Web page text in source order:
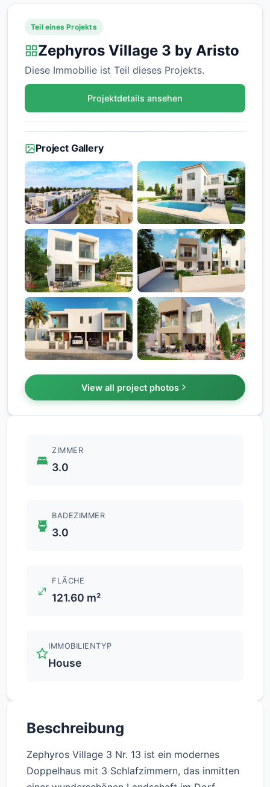
Teil eines Projekts
Zephyros Village 3 by Aristo
Diese Immobilie ist Teil dieses Projekts.
Projektdetails ansehen
Project Gallery
+3
View all project photos
ZIMMER
3.0
BADEZIMMER
3.0
FLÄCHE
121.60 m²
IMMOBILIENTYP
House
Beschreibung
Zephyros Village 3 Nr. 13 ist ein modernes
Doppelhaus mit 3 Schlafzimmern, das inmitten